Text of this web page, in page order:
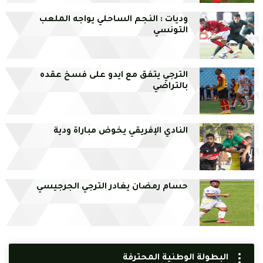
وديات : النجم الساحلي يواجه الملعب
التونسي
الترجي يتفق مع ايدو على فسخ عقده
بالتراضي
النادي الإفريقي يخوض مباراة ودية
حسام رمضان يغادر الترجي الجرجيسي
البطولة الوطنية المحترفة